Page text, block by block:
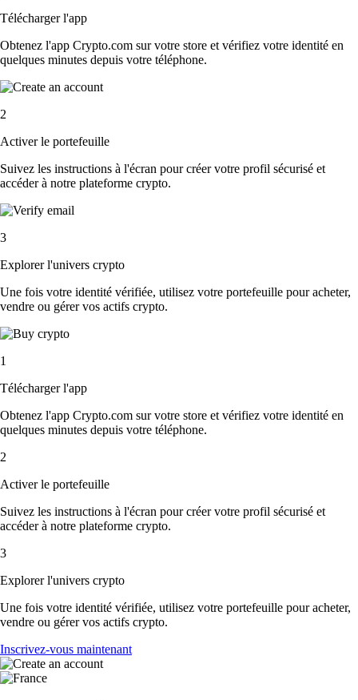
Télécharger l'app
Obtenez l'app Crypto.com sur votre store et vérifiez votre identité en
quelques minutes depuis votre téléphone.
2
Activer le portefeuille
Suivez les instructions à l'écran pour créer votre profil sécurisé et
accéder à notre plateforme crypto.
3
Explorer l'univers crypto
Une fois votre identité vérifiée, utilisez votre portefeuille pour acheter,
vendre ou gérer vos actifs crypto.
1
Télécharger l'app
Obtenez l'app Crypto.com sur votre store et vérifiez votre identité en
quelques minutes depuis votre téléphone.
2
Activer le portefeuille
Suivez les instructions à l'écran pour créer votre profil sécurisé et
accéder à notre plateforme crypto.
3
Explorer l'univers crypto
Une fois votre identité vérifiée, utilisez votre portefeuille pour acheter,
vendre ou gérer vos actifs crypto.
Inscrivez-vous maintenant